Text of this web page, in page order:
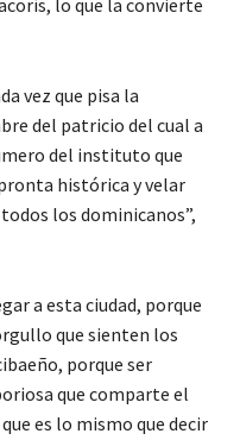
lo que la convierte
vez que pisa la
del patricio del cual a
del instituto que
histórica y velar
los dominicanos”,
a esta ciudad, porque
que sienten los
porque ser
que comparte el
es lo mismo que decir